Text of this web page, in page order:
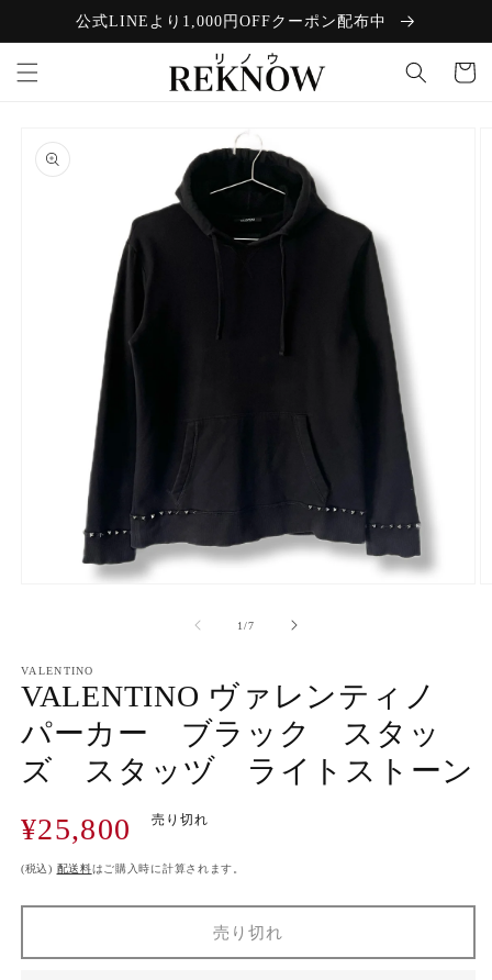
コンテン公式LINEより1,000円OFFクーポン配布中
カ
ー
にスキッ
プ
で
メ
デ
ィ
(1)
を
く
1/の
7
VALENTINO
VALENTINO ヴァレンティノ
パーカー ブラック スタッ
ズ スタッヅ ライトストーン
通
常
価
¥25,800 売り切れ
(税込) 配送料はご購入時に計算されます。
売り切れ